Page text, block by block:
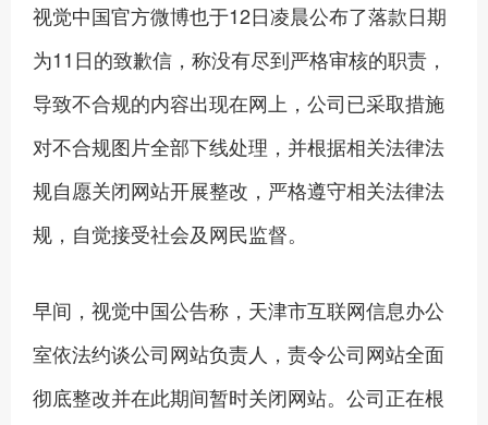
视觉中国官方微博也于12日凌晨公布了落款日期
为11日的致歉信，称没有尽到严格审核的职责，
导致不合规的内容出现在网上，公司已采取措施
对不合规图片全部下线处理，并根据相关法律法
规自愿关闭网站开展整改，严格遵守相关法律法
规，自觉接受社会及网民监督。
早间，视觉中国公告称，天津市互联网信息办公
室依法约谈公司网站负责人，责令公司网站全面
彻底整改并在此期间暂时关闭网站。公司正在根